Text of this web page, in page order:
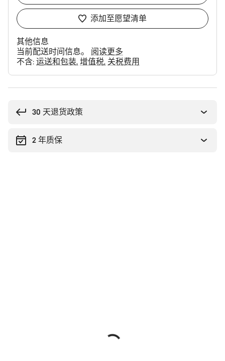
添加至愿望清单
其他信息
当前配送时间信息。 阅读更多
不含: 运送和包装 增值税 关税费用
30 天退货政策
2 年质保